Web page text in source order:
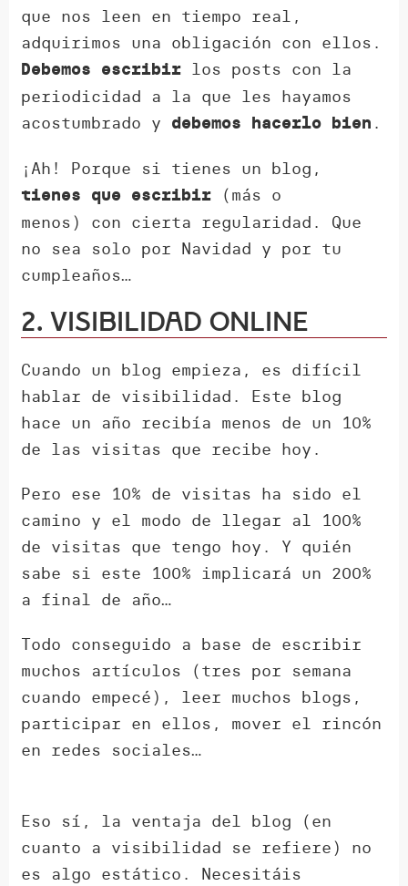
que nos leen en tiempo real,
adquirimos una obligación con ellos.
Debemos escribir los posts con la
periodicidad a la que les hayamos
acostumbrado y debemos hacerlo bien .
¡Ah! Porque si tienes un blog,
tienes que escribir (más o
menos) con cierta regularidad. Que
no sea solo por Navidad y por tu
cumpleaños…
2. Visibilidad online
Cuando un blog empieza, es difícil
hablar de visibilidad. Este blog
hace un año recibía menos de un 10%
de las visitas que recibe hoy.
Pero ese 10% de visitas ha sido el
camino y el modo de llegar al 100%
de visitas que tengo hoy. Y quién
sabe si este 100% implicará un 200%
a final de año…
Todo conseguido a base de escribir
muchos artículos (tres por semana
cuando empecé), leer muchos blogs,
participar en ellos, mover el rincón
en redes sociales…
Eso sí, la ventaja del blog (en
cuanto a visibilidad se refiere) no
es algo estático. Necesitáis